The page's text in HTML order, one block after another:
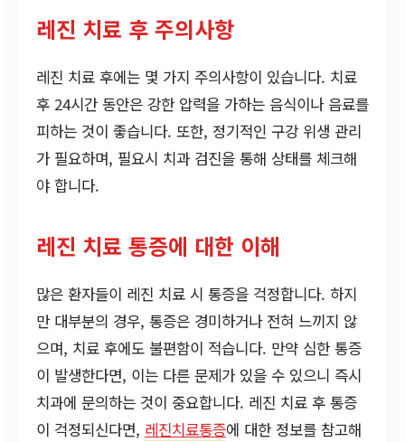
레진 치료 후 주의사항
레진 치료 후에는 몇 가지 주의사항이 있습니다. 치료
후 24시간 동안은 강한 압력을 가하는 음식이나 음료를
피하는 것이 좋습니다. 또한, 정기적인 구강 위생 관리
가 필요하며, 필요시 치과 검진을 통해 상태를 체크해
야 합니다.
레진 치료 통증에 대한 이해
많은 환자들이 레진 치료 시 통증을 걱정합니다. 하지
만 대부분의 경우, 통증은 경미하거나 전혀 느끼지 않
으며, 치료 후에도 불편함이 적습니다. 만약 심한 통증
이 발생한다면, 이는 다른 문제가 있을 수 있으니 즉시
치과에 문의하는 것이 중요합니다. 레진 치료 후 통증
이 걱정되신다면, 레진치료통증에 대한 정보를 참고해